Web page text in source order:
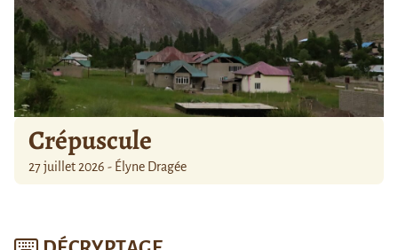
Crépuscule
27 juillet 2026 - Élyne Dragée